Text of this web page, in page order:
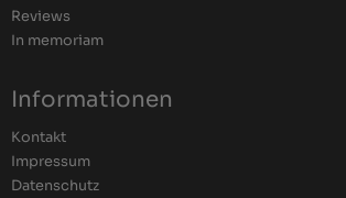
Reviews
In memoriam
Informationen
Kontakt
Impressum
Datenschutz